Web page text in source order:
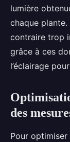
lumière
chaque
contraire trop
grâce à ces
l’éclairage
des
Pour optimiser